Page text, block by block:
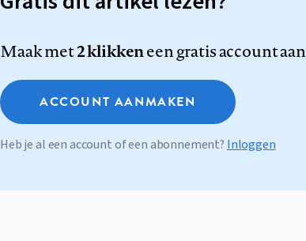
Maak met2 klikkeneen gratis account aan
ACCOUNT AANMAKEN
Heb je al een account of een abonnement? Inloggen